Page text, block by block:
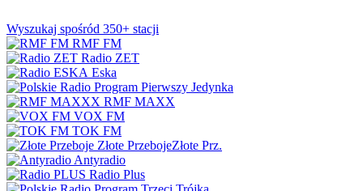
Wyszukaj spośród 350+ stacji
RMF FM
Radio ZET
Eska
Jedynka
RMF MAXX
VOX FM
TOK FM
Złote PrzebojeZłote Prz.
Antyradio
Radio Plus